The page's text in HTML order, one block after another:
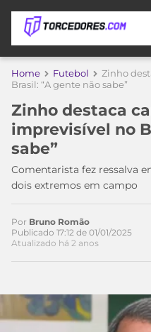
APOSTAS
DE
APOSTA
MELHORES
SITES
DE
APOSTAS
2026
BETBOOM
COPA
DO
MUNDO
TIMES
MEU
TIME
PALMEIRAS
CAMPEONATOS
SÉRIE
A
ESPORTIVA
Home Futebol
Zinho
Brasil: “A gente não sabe”
Zinho destaca
imprevisível no
sabe”
Comentarista fez ressalva
dois extremos em campo
Por Bruno Romão
Publicado 17:12 de 01/01/2025
Atualizado há 2 anos